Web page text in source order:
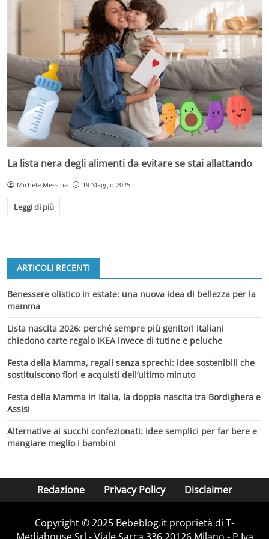
La lista nera degli alimenti da evitare se stai allattando
Michele Messina 19 Maggio 2025
Leggi di più
ARTICOLI RECENTI
Benessere olistico in estate: una nuova idea di bellezza per la
mamma
Lista nascita 2026: perché sempre più genitori italiani
chiedono carte regalo IKEA invece di tutine e peluche
Festa della Mamma, regali senza sprechi: idee sostenibili che
sostituiscono fiori e acquisti dell’ultimo minuto
Festa della Mamma in Italia, la doppia nascita tra Bordighera e
Assisi
Alternative ai succhi confezionati: idee semplici per far bere e
mangiare meglio i bambini
Redazione Privacy Policy Disclaimer
Copyright © 2025 Bebeblog.it proprietà di T-